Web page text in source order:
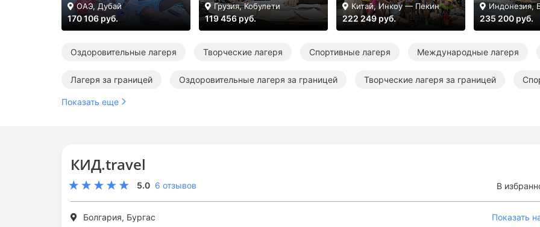
КИД.travel
5.0 6 отзывов В
Болгария, Бургас
Показать
ОАЭ, Дубай
170 106 руб.
Грузия, Кобулети
119 456 руб.
Китай, Инкоу — Пекин
222 249 руб.
Индонезия,
235 200 руб.
Оздоровительные лагеря Творческие лагеря Спортивные лагеря Международные лагеря
Лагеря за границей Оздоровительные лагеря за границей Творческие лагеря за границей
Международные лагеря за границей
Показать еще